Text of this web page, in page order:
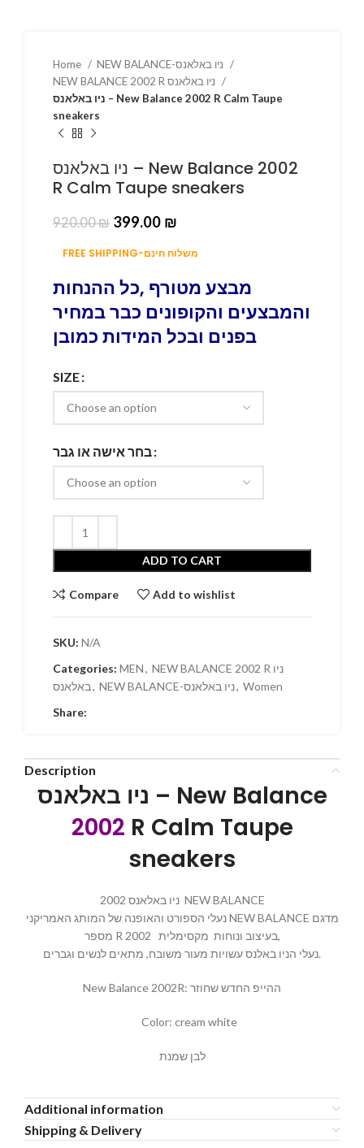
Home
ניו באלאנס – New Balance 2002 R Calm Taupe
sneakers
ניו באלאנס – New Balance 2002
R Calm Taupe sneakers
920.00₪ 399.00 ₪
FREE SHIPPING-משלוח חינם
מבצע מטורף ,כל ההנחות
והמבצעים והקופונים כבר במחיר
בפנים ובכל המידות כמובן
SIZE
בחר אישה או גבר
ADD TO CART
Compare Add to wishlist
SKU: N/A
Categories: MEN, NEW BALANCE 2002 R ניו
באלאנס, NEW BALANCE-ניו באלאנס, Women
Share:
Description
ניו באלאנס – New Balance
2002 R Calm Taupe
sneakers
ניו באלאנס 2002 NEW BALANCE
נעלי הספורט והאופנה של המותג האמריקני NEW BALANCE מדגם
מספר R 2002 בעיצוב ונוחות מקסימלית,
נעלי הניו באלנס עשויות מעור משובח, מתאים לנשים וגברים.
New Balance 2002R: ההייפ החדש שחוזר
Color: cream white
לבן שמנת
Additional information
Shipping & Delivery